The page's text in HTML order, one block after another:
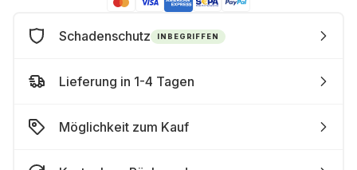
Schadenschutz INBEGRIFFEN
Lieferung in 1-4 Tagen
Möglichkeit zum Kauf